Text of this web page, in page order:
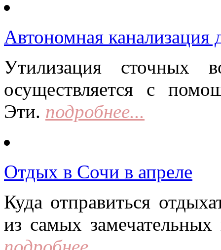
Автономная канализация
Утилизация сточных
осуществляется с
Эти. подробнее...
Отдых в Сочи в апреле
Куда отправиться
из самых замечательных